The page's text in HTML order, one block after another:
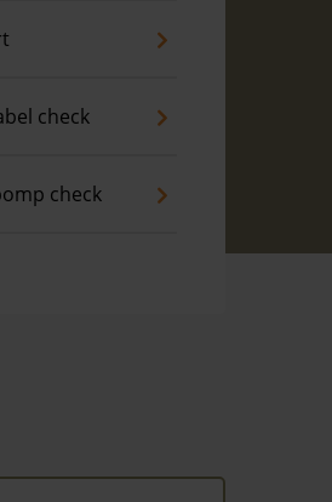
check
check